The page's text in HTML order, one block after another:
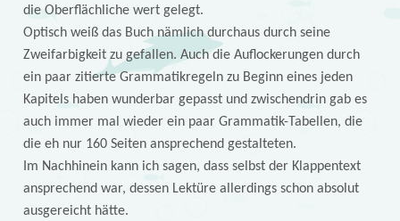
die Oberflächliche wert gelegt.
Optisch weiß das Buch nämlich durchaus durch seine
Zweifarbigkeit zu gefallen. Auch die Auflockerungen durch
ein paar zitierte Grammatikregeln zu Beginn eines jeden
Kapitels haben wunderbar gepasst und zwischendrin gab es
auch immer mal wieder ein paar Grammatik-Tabellen, die
die eh nur 160 Seiten ansprechend gestalteten.
Im Nachhinein kann ich sagen, dass selbst der Klappentext
ansprechend war, dessen Lektüre allerdings schon absolut
ausgereicht hätte.